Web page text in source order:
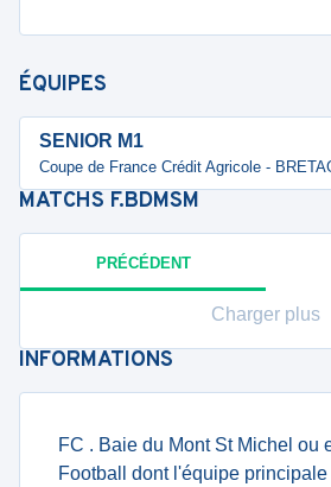
ÉQUIPES
SENIOR M1
Coupe de France Crédit Agricole -
MATCHS F.BDMSM
PRÉCÉDENT
Charger plus
INFORMATIONS
FC . Baie du Mont St Michel ou
Football dont l'équipe